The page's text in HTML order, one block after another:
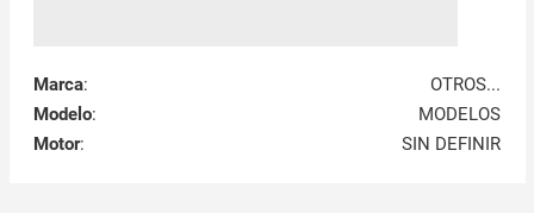
Marca:
OTROS...
Modelo:
MODELOS
Motor: SIN DEFINIR